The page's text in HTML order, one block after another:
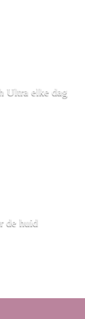
Ultra elke dag
de huid